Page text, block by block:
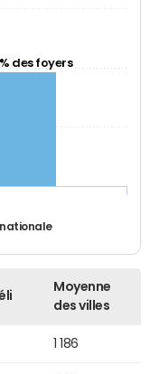
des foyers
nationale
Moyenne
des villes
1 186